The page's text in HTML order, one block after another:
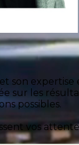
son expertise
sur les
possibles.
vos